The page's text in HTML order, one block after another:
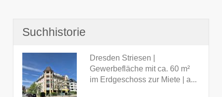
Suchhistorie
Dresden Striesen |
Gewerbefläche mit ca. 60 m²
im Erdgeschoss zur Miete | a...